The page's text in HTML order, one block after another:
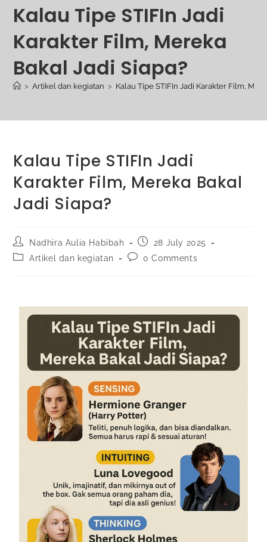
Kalau Tipe STIFIn Jadi
Karakter Film, Mereka
Bakal Jadi Siapa?
> Artikel dan kegiatan > Kalau Tipe STIFIn Jadi Karakter Film,
Kalau Tipe STIFIn Jadi
Karakter Film, Mereka Bakal
Jadi Siapa?
Nadhira Aulia Habibah
28 July 2025
Artikel dan kegiatan
0 Comments